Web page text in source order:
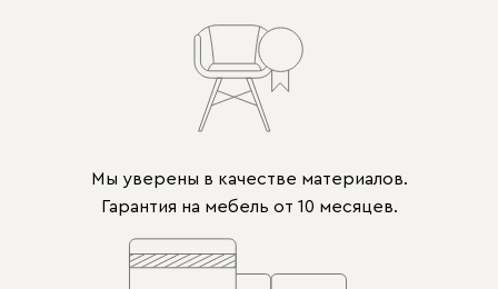
Мы уверены в качестве материалов.
Гарантия на мебель от 10 месяцев.